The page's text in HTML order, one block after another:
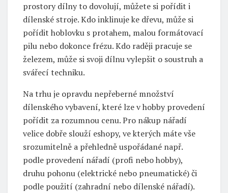
prostory dílny to dovolují, můžete si pořídit i
dílenské stroje. Kdo inklinuje ke dřevu, může si
pořídit hoblovku s protahem, malou formátovací
pilu nebo dokonce frézu. Kdo raději pracuje se
železem, může si svoji dílnu vylepšit o soustruh a
svářecí techniku.
Na trhu je opravdu nepřeberné množství
dílenského vybavení, které lze v hobby provedení
pořídit za rozumnou cenu. Pro nákup nářadí
velice dobře slouží eshopy, ve kterých máte vše
srozumitelně a přehledně uspořádané např.
podle provedení nářadí (profi nebo hobby),
druhu pohonu (elektrické nebo pneumatické) či
podle použití (zahradní nebo dílenské nářadí).